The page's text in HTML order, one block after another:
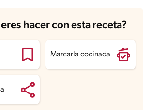
97.1 g
450.8 kcal
saturadas 2.5 g
mg
hacer con esta receta?
Marcarla cocinada